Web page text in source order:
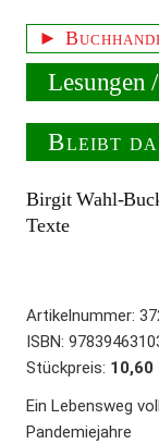
►
Lesungen
Bleibt
Birgit Wahl-
Texte
Artikelnummer:
ISBN:
Stückpreis: 10,60
Ein Lebensweg
Pandemiejahre